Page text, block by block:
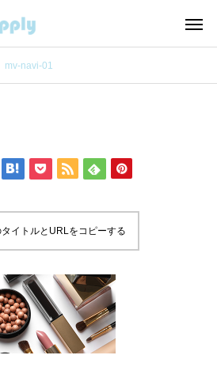
mv-navi-01
イトルとURLをコピーする